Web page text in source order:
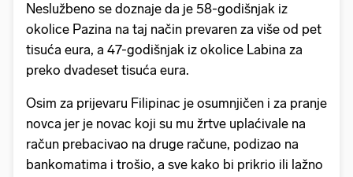
Neslužbeno se doznaje da je 58-godišnjak iz
okolice Pazina na taj način prevaren za više od pet
tisuća eura, a 47-godišnjak iz okolice Labina za
preko dvadeset tisuća eura.
Osim za prijevaru Filipinac je osumnjičen i za pranje
novca jer je novac koji su mu žrtve uplaćivale na
račun prebacivao na druge račune, podizao na
bankomatima i trošio, a sve kako bi prikrio ili lažno